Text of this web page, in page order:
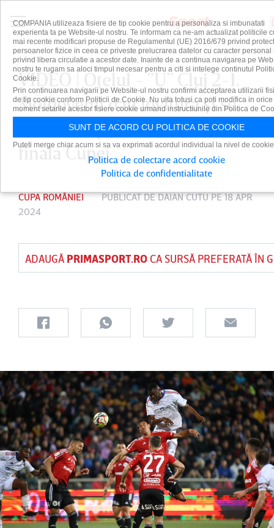
VIDEO | Oţelul - ”U” Cluj 2-1.
Moldovenii dau lovitura şi se
califică după două decenii în
finala Cupei
CUPA ROMÂNIEI PUBLICAT DEDAIAN CUTUPE 18 APR
2024
ADAUGĂ PRIMASPORT.ROCA SURSĂ PREFERATĂ ÎN
COMPANIA utilizeaza fisiere de tip cookie pentru a personaliza si imbunatati
experienta ta pe Website-ul nostru. Te informam ca ne-am actualizat politicile
mai recente modificari propuse de Regulamentul (UE) 2016/679 privind
persoanelor fizice in ceea ce priveste prelucrarea datelor cu caracter personal
privind libera circulatie a acestor date. Inainte de a continua navigarea pe
nostru te rugam sa aloci timpul necesar pentru a citi si intelege continutul
Cookie.
Prin continuarea navigarii pe Website-ul nostru confirmi acceptarea utilizarii
de tip cookie conform Politicii de Cookie. Nu uita totusi ca poti modifica in orice
moment setarile acestor fisiere cookie urmand instructiunile din Politica de
SUNT DE ACORD CU POLITICA DE COOKIE
Puteti merge chiar acum si sa va exprimati acordul individual la nivel de
Politica de colectare acord cookie
Politica de confidentialitate